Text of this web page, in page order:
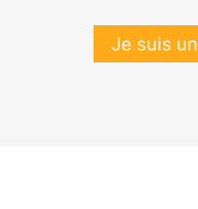
Je suis